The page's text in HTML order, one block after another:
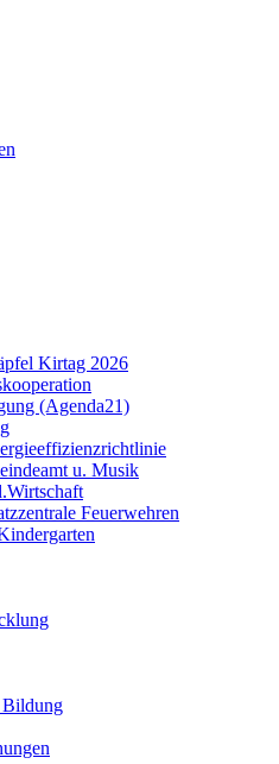
Kirtag 2026
(Agenda21)
u. Musik
Feuerwehren